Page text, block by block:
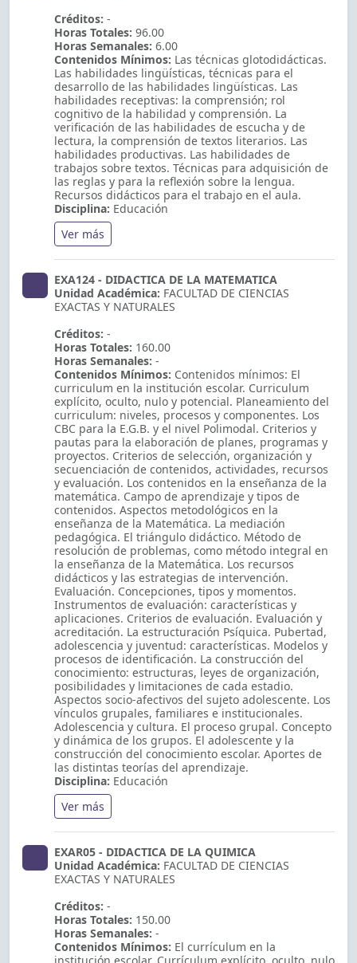
Créditos: -
Horas Totales: 96.00
Horas Semanales: 6.00
Contenidos Mínimos: Las técnicas glotodidácticas.
Las habilidades lingüísticas, técnicas para el
desarrollo de las habilidades lingüísticas. Las
habilidades receptivas: la comprensión; rol
cognitivo de la habilidad y comprensión. La
verificación de las habilidades de escucha y de
lectura, la comprensión de textos literarios. Las
habilidades productivas. Las habilidades de
trabajos sobre textos. Técnicas para adquisición de
las reglas y para la reflexión sobre la lengua.
Recursos didácticos para el trabajo en el aula.
Disciplina: Educación
Ver más
EXA124 - DIDACTICA DE LA MATEMATICA
Unidad Académica: FACULTAD DE CIENCIAS
EXACTAS Y NATURALES
Créditos: -
Horas Totales: 160.00
Horas Semanales: -
Contenidos Mínimos: Contenidos mínimos: El
curriculum en la institución escolar. Curriculum
explícito, oculto, nulo y potencial. Planeamiento del
curriculum: niveles, procesos y componentes. Los
CBC para la E.G.B. y el nivel Polimodal. Criterios y
pautas para la elaboración de planes, programas y
proyectos. Criterios de selección, organización y
secuenciación de contenidos, actividades, recursos
y evaluación. Los contenidos en la enseñanza de la
matemática. Campo de aprendizaje y tipos de
contenidos. Aspectos metodológicos en la
enseñanza de la Matemática. La mediación
pedagógica. El triángulo didáctico. Método de
resolución de problemas, como método integral en
la enseñanza de la Matemática. Los recursos
didácticos y las estrategias de intervención.
Evaluación. Concepciones, tipos y momentos.
Instrumentos de evaluación: características y
aplicaciones. Criterios de evaluación. Evaluación y
acreditación. La estructuración Psíquica. Pubertad,
adolescencia y juventud: características. Modelos y
procesos de identificación. La construcción del
conocimiento: estructuras, leyes de organización,
posibilidades y limitaciones de cada estadio.
Aspectos socio-afectivos del sujeto adolescente. Los
vínculos grupales, familiares e institucionales.
Adolescencia y cultura. El proceso grupal. Concepto
y dinámica de los grupos. El adolescente y la
construcción del conocimiento escolar. Aportes de
las distintas teorías del aprendizaje.
Disciplina: Educación
Ver más
EXAR05 - DIDACTICA DE LA QUIMICA
Unidad Académica: FACULTAD DE CIENCIAS
EXACTAS Y NATURALES
Créditos: -
Horas Totales: 150.00
Horas Semanales: -
Contenidos Mínimos: El currículum en la